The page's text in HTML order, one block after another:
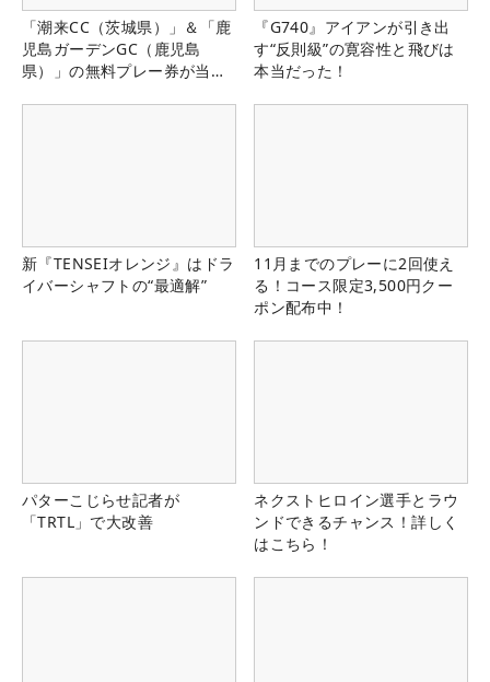
「潮来CC（茨城県）」＆「鹿
児島ガーデンGC（鹿児島
県）」の無料プレー券が当た
『G740』アイアンが引き出
す“反則級”の寛容性と飛びは
本当だった！
新『TENSEIオレンジ』はドラ
イバーシャフトの“最適解”
11月までのプレーに2回使え
る！コース限定3,500円クー
ポン配布中！
パターこじらせ記者が
「TRTL」で大改善
ネクストヒロイン選手とラウ
ンドできるチャンス！詳しく
はこちら！